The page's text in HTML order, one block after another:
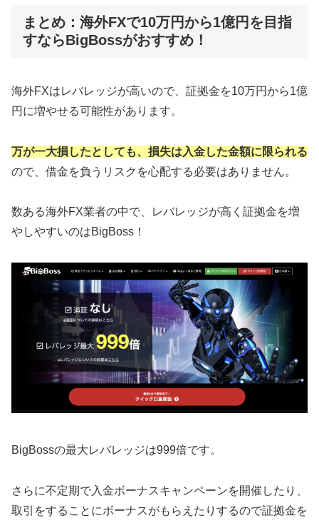
まとめ：海外FXで10万円から1億円を目指
すならBigBossがおすすめ！
海外FXはレバレッジが高いので、証拠金を10万円から1億
円に増やせる可能性があります。
万が一大損したとしても、損失は入金した金額に限られる
ので、借金を負うリスクを心配する必要はありません。
数ある海外FX業者の中で、レバレッジが高く証拠金を増
やしやすいのはBigBoss！
BigBossの最大レバレッジは999倍です。
さらに不定期で入金ボーナスキャンペーンを開催したり、
取引をすることにボーナスがもらえたりするので証拠金を